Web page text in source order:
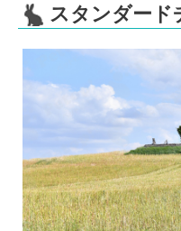
e
b
o
o
k
er n
a
スタンダード